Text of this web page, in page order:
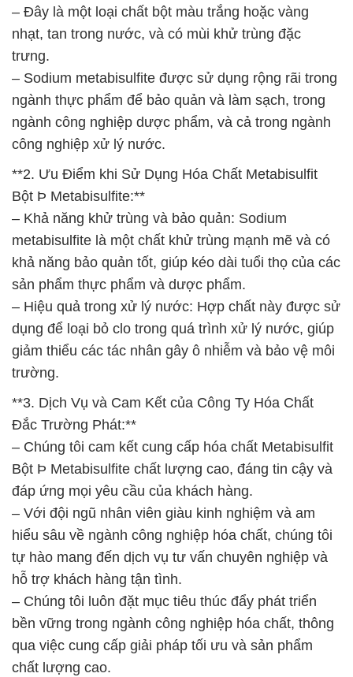
– Đây là một loại chất bột màu trắng hoặc vàng
nhạt, tan trong nước, và có mùi khử trùng đặc
trưng.
– Sodium metabisulfite được sử dụng rộng rãi trong
ngành thực phẩm để bảo quản và làm sạch, trong
ngành công nghiệp dược phẩm, và cả trong ngành
công nghiệp xử lý nước.
**2. Ưu Điểm khi Sử Dụng Hóa Chất Metabisulfit
Bột Þ Metabisulfite:**
– Khả năng khử trùng và bảo quản: Sodium
metabisulfite là một chất khử trùng mạnh mẽ và có
khả năng bảo quản tốt, giúp kéo dài tuổi thọ của các
sản phẩm thực phẩm và dược phẩm.
– Hiệu quả trong xử lý nước: Hợp chất này được sử
dụng để loại bỏ clo trong quá trình xử lý nước, giúp
giảm thiểu các tác nhân gây ô nhiễm và bảo vệ môi
trường.
**3. Dịch Vụ và Cam Kết của Công Ty Hóa Chất
Đắc Trường Phát:**
– Chúng tôi cam kết cung cấp hóa chất Metabisulfit
Bột Þ Metabisulfite chất lượng cao, đáng tin cậy và
đáp ứng mọi yêu cầu của khách hàng.
– Với đội ngũ nhân viên giàu kinh nghiệm và am
hiểu sâu về ngành công nghiệp hóa chất, chúng tôi
tự hào mang đến dịch vụ tư vấn chuyên nghiệp và
hỗ trợ khách hàng tận tình.
– Chúng tôi luôn đặt mục tiêu thúc đẩy phát triển
bền vững trong ngành công nghiệp hóa chất, thông
qua việc cung cấp giải pháp tối ưu và sản phẩm
chất lượng cao.